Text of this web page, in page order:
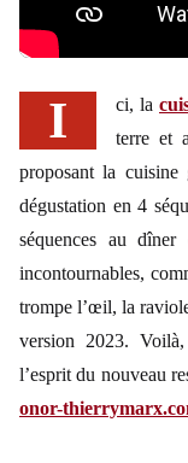
Ici, la
terre et
proposant la cuisine
dégustation en 4
séquences au
incontournables,
trompe l’œil, la
version 2023. Voilà,
l’esprit du nouveau
onor-